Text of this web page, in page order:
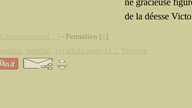
ne gracieuse
de la déesse
- Permalien [ ]
, , ,